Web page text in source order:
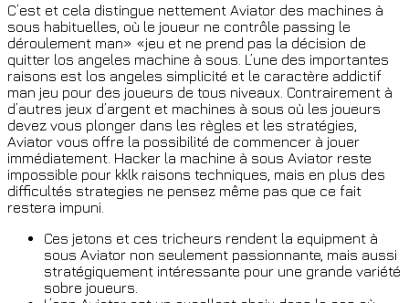
C’est et cela distingue nettement Aviator des machines à
sous habituelles, où le joueur ne contrôle passing le
déroulement man» «jeu et ne prend pas la décision de
quitter los angeles machine à sous. L’une des importantes
raisons est los angeles simplicité et le caractère addictif
man jeu pour des joueurs de tous niveaux. Contrairement à
d’autres jeux d’argent et machines à sous où les joueurs
devez vous plonger dans les règles et les stratégies,
Aviator vous offre la possibilité de commencer à jouer
immédiatement. Hacker la machine à sous Aviator reste
impossible pour kklk raisons techniques, mais en plus des
difficultés strategies ne pensez même pas que ce fait
restera impuni.
Ces jetons et ces tricheurs rendent la equipment à
sous Aviator non seulement passionnante, mais aussi
stratégiquement intéressante pour une grande variété
sobre joueurs.